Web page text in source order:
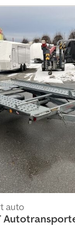
rapidă și
lateral în
poziție Șasiu
sub platformă
automată
Verificat în
(TÜV) Opțiuni
Amortizoare
Nbfaefx Ackjf
transport auto
pe timpul
noii remorci la
auto